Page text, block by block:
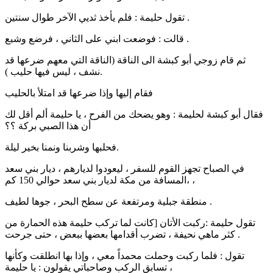
تقول حليمة : فلم يأخذ ثديي الآخر طوال سنتين .
قالت : فوضعت ابني على الثاني ، فرضع وشبع .
ثم قام زوجي أبو كبشة الى الناقة (الناقة التي معهم ضرعها قد
نشف ، ليس فيها حليب ).
فقام إليها وإذا ضرعها قد امتلأ بالحليب
فقال أبو كبشة لحليمة : وهو يضحك من الفرح ، يا حليمة ألم أقل لك
أن هذا الصبي بركة ؟؟
فحلبها وشربنا ونمنا بخير ليلة.
في الصباح تجهز القوم للسفر ، ليعودوا لديارهم ، ديار بني سعد
،المسافة من مكة لديار بني سعد حوالي 150 كم ،
منطقة جبلية ومرتفعة عن سطح البحر ، جوها لطيف .
تقول حليمة :ركبت الأتان [كانت لما تركب حليمة هذه الحمارة من
كثر ماهي نحيفة ، تضرب أقدامها بعضها ببعض ، حتى جرحت .
تقول : فلما ركبت وحملت محمداً معي ، وإذا بها انطلقت وكأنها
تسابق الركب وصاحباتي يقولون : يا حليمة ،